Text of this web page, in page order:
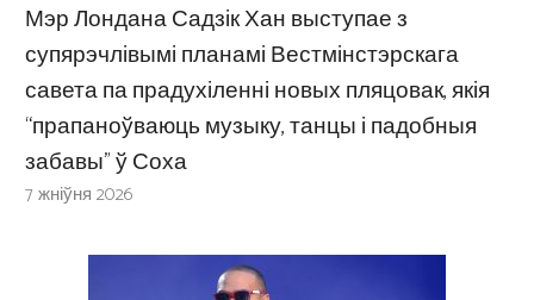
Мэр Лондана Садзік Хан выступае з
супярэчлівымі планамі Вестмінстэрскага
савета па прадухіленні новых пляцовак, якія
“прапаноўваюць музыку, танцы і падобныя
забавы” ў Соха
7 жніўня 2026